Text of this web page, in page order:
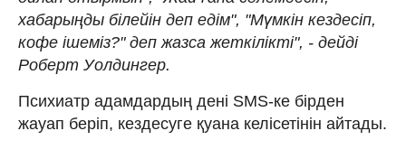
хабарыңды білейін деп едім", "Мүмкін кездесіп,
кофе ішеміз?" деп жазса жеткілікті", - дейді
Роберт Уолдингер.
Психиатр адамдардың дені SMS-ке бірден
жауап беріп, кездесуге қуана келісетінін айтады.